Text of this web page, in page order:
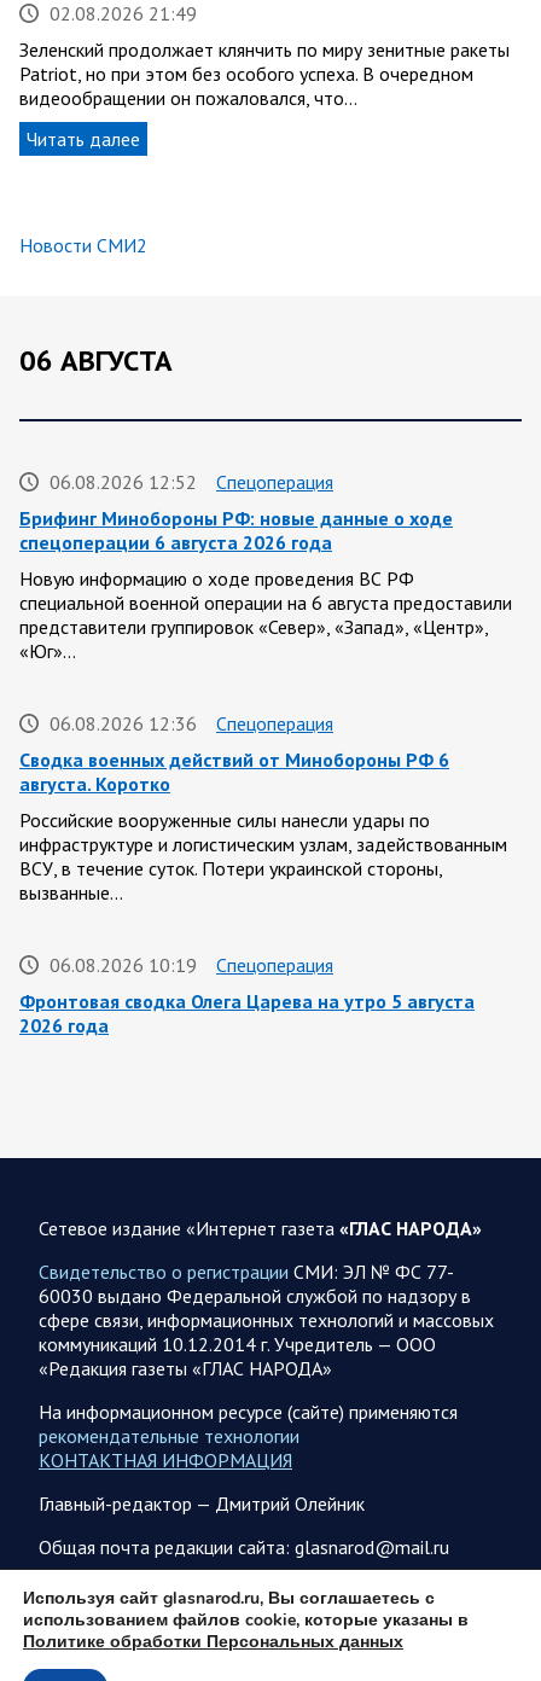
02.08.2026 21:49
Зеленский продолжает клянчить по миру зенитные ракеты
Patriot, но при этом без особого успеха. В очередном
видеообращении он пожаловался, что…
Читать далее
Новости СМИ2
06 АВГУСТА
06.08.2026 12:52
Спецоперация
Брифинг Минобороны РФ: новые данные о ходе
спецоперации 6 августа 2026 года
Новую информацию о ходе проведения ВС РФ
специальной военной операции на 6 августа предоставили
представители группировок «Север», «Запад», «Центр»,
«Юг»…
06.08.2026 12:36
Спецоперация
Сводка военных действий от Минобороны РФ 6
августа. Коротко
Российские вооруженные силы нанесли удары по
инфраструктуре и логистическим узлам, задействованным
ВСУ, в течение суток. Потери украинской стороны,
вызванные…
06.08.2026 10:19
Спецоперация
Фронтовая сводка Олега Царева на утро 5 августа
2026 года
Украинские террористы продолжают убивать мирное
население приграничных районов. Данные на 6 августа
За прошедшие сутки армия трусов и убийц, будучи не в
силах ничего противопоставить на поле боя, атаковала
гражданское население Белгородской…
06.08.2026 07:49
Спецоперация
Сводка на утро 6 августа 2026 года от Двух майоров
В Ярославле после налета перекрыто движение по
Московскому проспекту, изменена работы общественного
транспорта. Судя по записям с кналов противника, его…
06.08.2026 07:46
Курская область
Обстановка в Курском приграничье на утро 6 августа
Сетевое издание «Интернет газета «ГЛАС НАРОДА»
Свидетельство о регистрации СМИ: ЭЛ № ФС 77-
60030 выдано Федеральной службой по надзору в
сфере связи, информационных технологий и массовых
коммуникаций 10.12.2014 г. Учредитель — ООО
«Редакция газеты «ГЛАС НАРОДА»
На информационном ресурсе (сайте) применяются
рекомендательные технологии
КОНТАКТНАЯ ИНФОРМАЦИЯ
Главный-редактор — Дмитрий Олейник
Общая почта редакции сайта: glasnarod@mail.ru
ПОДПИСКА
Используя сайт glasnarod.ru, Вы соглашаетесь с
использованием файлов cookie, которые указаны в
Политике обработки Персональных данных